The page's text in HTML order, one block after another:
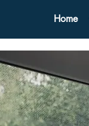
Home